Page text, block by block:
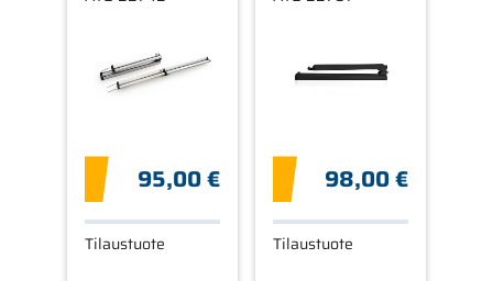
95,00 €
Tilaustuote
98,00 €
Tilaustuote